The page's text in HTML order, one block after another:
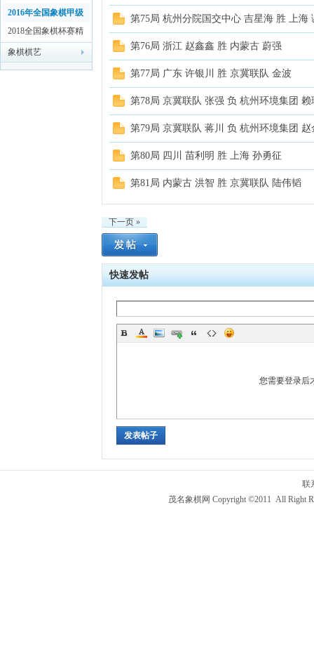
彩对局解析
2016年全国象棋甲级
联赛精彩对局解析
2018全国象棋杯赛精
彩对局解析
象棋棋艺
第75局 杭州分院国交中心 吉星海 胜 上海
第76局 浙江 赵鑫鑫 胜 内蒙古 蔚强
第77局 广东 许银川 胜 京冀联队 金波
第78局 京冀联队 张强 负 杭州环境集团 赖
第79局 京冀联队 蒋川 负 杭州环境集团 赵
第80局 四川 苗利明 胜 上海 孙勇征
第81局 内蒙古 洪智 胜 京冀联队 陆伟韬
下一页 »
快速发帖
您需要登录后
发表帖子
联
茂名象棋网 Copyright ©2011 All Right